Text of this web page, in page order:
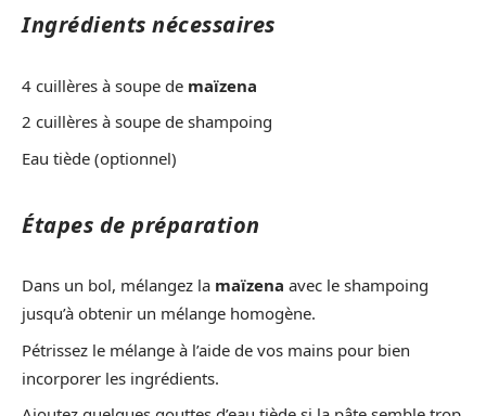
Ingrédients nécessaires
4 cuillères à soupe de maïzena
2 cuillères à soupe de shampoing
Eau tiède (optionnel)
Étapes de préparation
Dans un bol, mélangez la maïzena avec le shampoing
jusqu’à obtenir un mélange homogène.
Pétrissez le mélange à l’aide de vos mains pour bien
incorporer les ingrédients.